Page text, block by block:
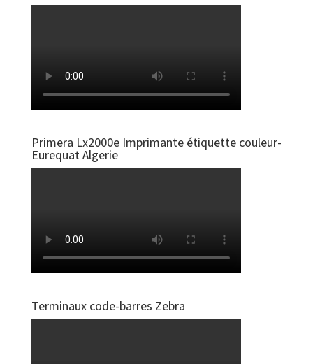
Primera Lx2000e Imprimante étiquette couleur-
Eurequat Algerie
Terminaux code-barres Zebra